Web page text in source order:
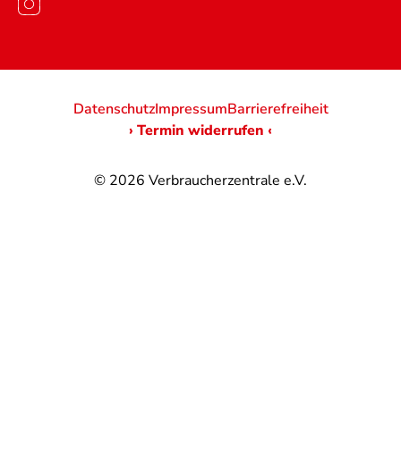
© 2026 Verbraucherzentrale e.V.
DatenschutzImpressumBarrierefreiheit
› Termin widerrufen ‹